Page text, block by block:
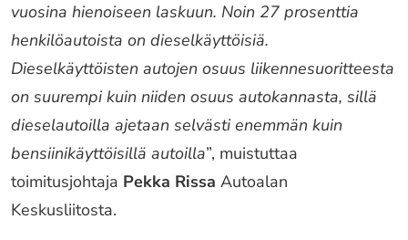
vuosina hienoiseen laskuun. Noin 27 prosenttia
henkilöautoista on dieselkäyttöisiä.
Dieselkäyttöisten autojen osuus liikennesuoritteesta
on suurempi kuin niiden osuus autokannasta, sillä
dieselautoilla ajetaan selvästi enemmän kuin
bensiinikäyttöisillä autoilla”, muistuttaa
toimitusjohtaja Pekka Rissa Autoalan
Keskusliitosta.